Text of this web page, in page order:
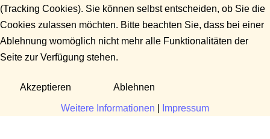
(Tracking Cookies). Sie können selbst entscheiden, ob Sie die
Cookies zulassen möchten. Bitte beachten Sie, dass bei einer
Ablehnung womöglich nicht mehr alle Funktionalitäten der
Seite zur Verfügung stehen.
Akzeptieren Ablehnen
Weitere Informationen Impressum